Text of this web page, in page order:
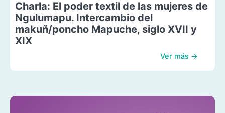
Charla: El poder textil de las mujeres de
Ngulumapu. Intercambio del
makuñ/poncho Mapuche, siglo XVII y
XIX
Ver más →